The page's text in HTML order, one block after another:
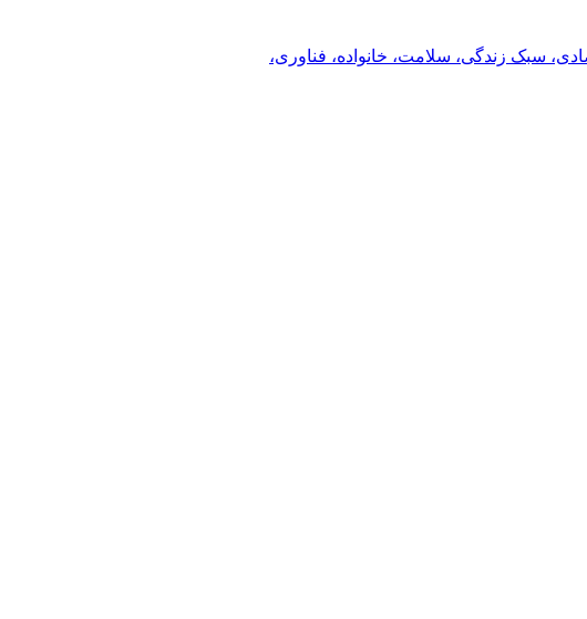
سبک زندگی، سلامت، خانواده، فناوری،